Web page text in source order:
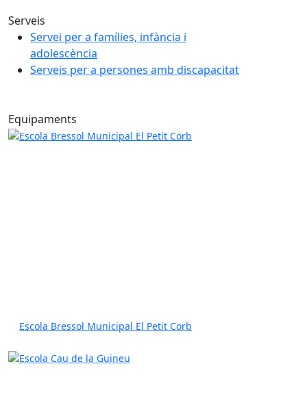
Serveis
Servei per a famílies, infància i
adolescència
Serveis per a persones amb discapacitat
Equipaments
Escola Bressol Municipal El Petit Corb